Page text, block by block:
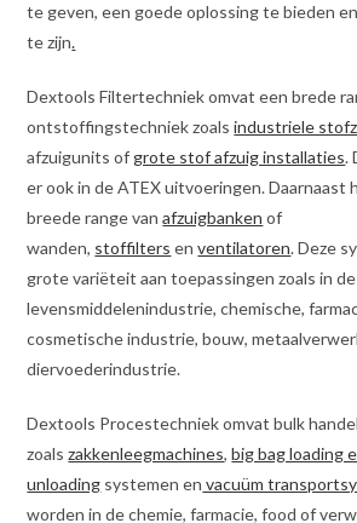
te geven, een goede oplossing te bieden
te zijn.
Dextools Filtertechniek omvat een brede
ontstoffingstechniek zoalsindustriele
afzuigunits of grote stof afzuig installaties.
er ook in de ATEX uitvoeringen. Daarnaast
breede range vanafzuigbanken of
wanden, stoffilters enventilatoren. Deze
grote variëteit aan toepassingen zoals in de
levensmiddelenindustrie, chemische,
cosmetische industrie, bouw,
diervoederindustrie.
Dextools Procestechniek omvat bulk
zoalszakkenleegmachines,big bag loading
unloading systemen en vacuüm
worden in de chemie, farmacie, food of